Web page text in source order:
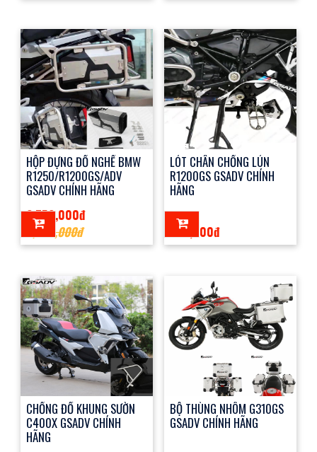
HỘP ĐỰNG ĐỒ NGHỀ BMW
R1250/R1200GS/ADV
GSADV CHÍNH HÃNG
2,750,000đ
2,800,000đ
LÓT CHÂN CHỐNG LÚN
R1200GS GSADV CHÍNH
HÃNG
850,000đ
CHỐNG ĐỔ KHUNG SƯỜN
C400X GSADV CHÍNH
HÃNG
BỘ THÙNG NHÔM G310GS
GSADV CHÍNH HÃNG